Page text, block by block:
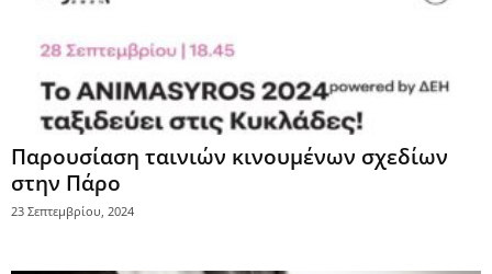
Παρουσίαση ταινιών κινουμένων σχεδίων
στην Πάρο
23 Σεπτεμβρίου, 2024